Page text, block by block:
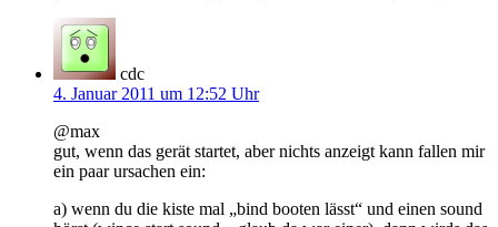
cdc
4. Januar 2011 um 12:52 Uhr
@max
gut, wenn das gerät startet, aber nichts anzeigt kann fallen mir
ein paar ursachen ein:
a) wenn du die kiste mal „bind booten lässt“ und einen sound